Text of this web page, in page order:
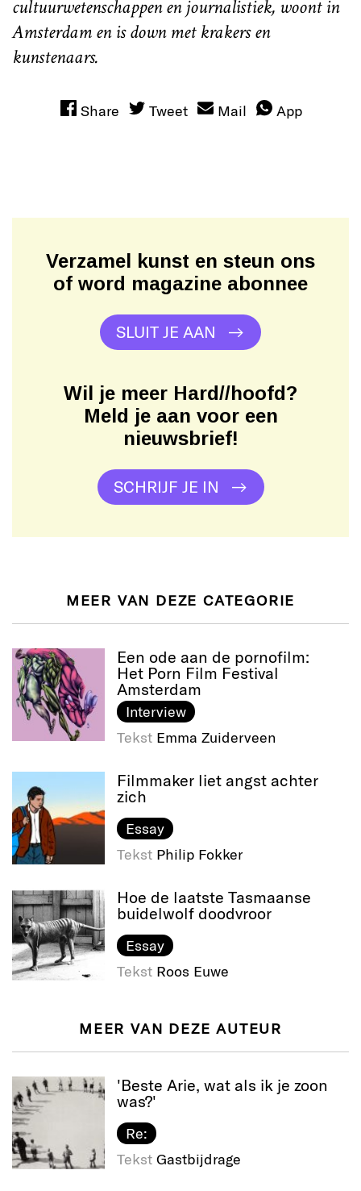
cultuurwetenschappen en journalistiek, woont in
Amsterdam en is down met krakers en
kunstenaars.
Share Tweet Mail App
Verzamel kunst en steun ons
of word magazine abonnee
SLUIT JE AAN
Wil je meer Hard//hoofd?
Meld je aan voor een
nieuwsbrief!
SCHRIJF JE IN
MEER VAN DEZE CATEGORIE
Een ode aan de pornofilm:
Het Porn Film Festival
Amsterdam
Interview
Tekst Emma Zuiderveen
Filmmaker liet angst achter
zich
Essay
Tekst Philip Fokker
Hoe de laatste Tasmaanse
buidelwolf doodvroor
Essay
Tekst Roos Euwe
MEER VAN DEZE AUTEUR
'Beste Arie, wat als ik je zoon
was?'
Re:
Tekst Gastbijdrage